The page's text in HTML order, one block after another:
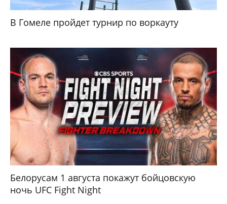
В Гомеле пройдет турнир по воркауту
Белорусам 1 августа покажут бойцовскую
ночь UFC Fight Night